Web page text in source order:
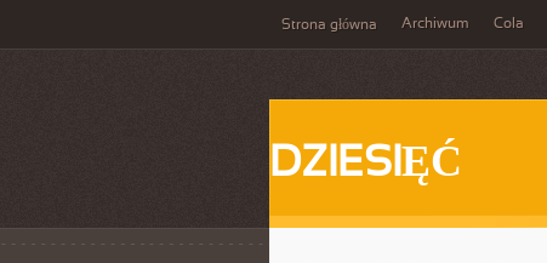
Strona główna Archiwum Cola
DZIESIĘĆ